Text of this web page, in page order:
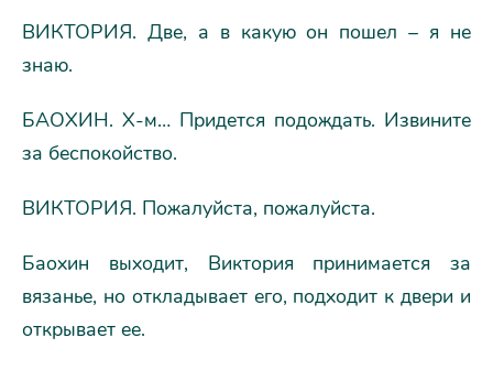
ВИКТОРИЯ. Две, а в какую он пошел – я не
знаю.
БАОХИН. Х-м… Придется подождать. Извините
за беспокойство.
ВИКТОРИЯ. Пожалуйста, пожалуйста.
Баохин выходит, Виктория принимается за
вязанье, но откладывает его, подходит к двери и
открывает ее.